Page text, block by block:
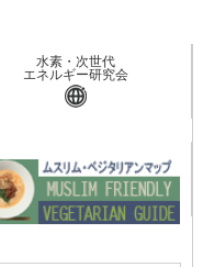
水素・次世代
エネルギー研究会